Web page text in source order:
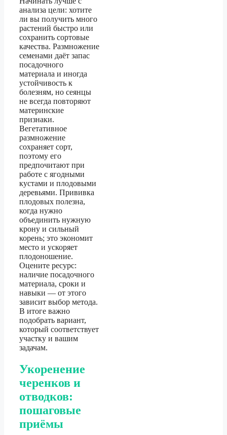
анализа цели: хотите
ли вы получить много
растений быстро или
сохранить сортовые
качества. Размножение
семенами даёт запас
посадочного
материала и иногда
устойчивость к
болезням, но сеянцы
не всегда повторяют
материнские
признаки.
Вегетативное
размножение
сохраняет сорт,
поэтому его
предпочитают при
работе с ягодными
кустами и плодовыми
деревьями. Прививка
плодовых полезна,
когда нужно
объединить нужную
крону и сильный
корень; это экономит
место и ускоряет
плодоношение.
Оцените ресурс:
наличие посадочного
материала, сроки и
навыки — от этого
зависит выбор метода.
В итоге важно
подобрать вариант,
который соответствует
участку и вашим
задачам.
Укоренение
черенков и
отводков:
пошаговые
приёмы